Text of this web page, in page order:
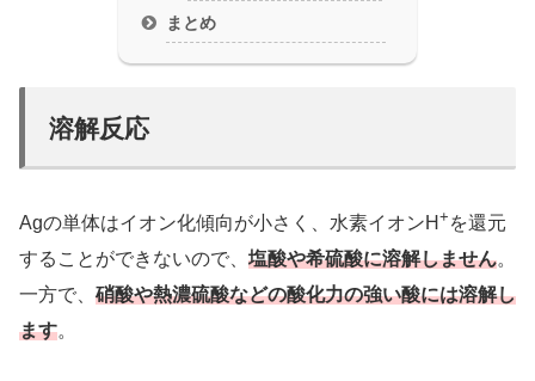
まとめ
溶解反応
Agの単体はイオン化傾向が小さく、水素イオンH + を還元
することができないので、 塩酸や希硫酸に溶解しません。
一方で、 硝酸や熱濃硫酸などの酸化力の強い酸には溶解し
ます。